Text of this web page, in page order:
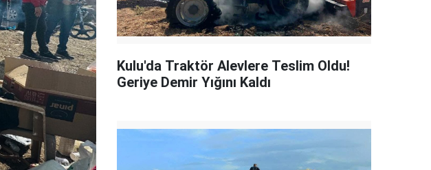
Kulu'da Traktör Alevlere Teslim Oldu!
Geriye Demir Yığını Kaldı